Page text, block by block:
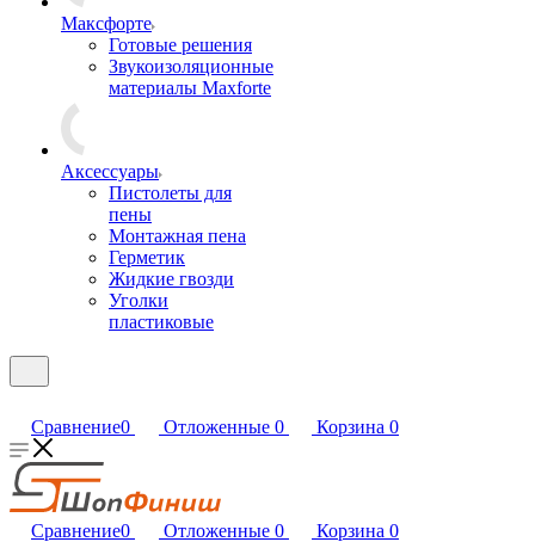
Максфорте
Готовые решения
Звукоизоляционные
материалы Maxforte
Аксессуары
Пистолеты для
пены
Монтажная пена
Герметик
Жидкие гвозди
Уголки
пластиковые
Сравнение0 Отложенные 0 Корзина 0
Сравнение0 Отложенные 0 Корзина 0